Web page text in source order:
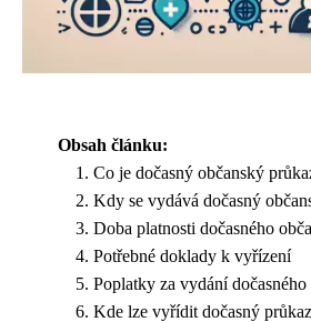
Obsah článku:
Co je dočasný občanský
Kdy se vydává dočasný
Doba platnosti dočasného
Potřebné doklady k vyřízení
Poplatky za vydání dočasného
Kde lze vyřídit dočasný průkaz